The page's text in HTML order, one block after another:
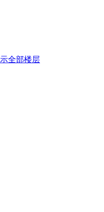
全部楼层